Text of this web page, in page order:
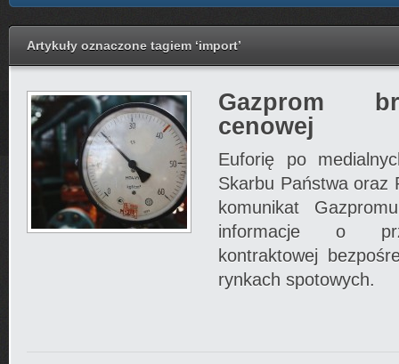
Artykuły oznaczone tagiem ‘import’
Gazprom
cenowej
Euforię po
Skarbu Państwa oraz
komunikat
informacje o
kontraktowej
rynkach spotowych.